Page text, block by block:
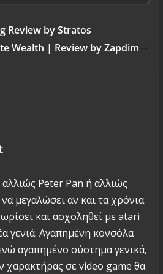
Review by Stratos
Wealth | Review by Zapdim
Peter Pan ή αλλιώς
μεγαλώσει αν και τα χρόνια
και ασχοληθεί με atari
γενιά. Αγαπημένη κονσόλα
αγαπημένο σύστημα γενικά,
χαρακτήρας σε video game θα